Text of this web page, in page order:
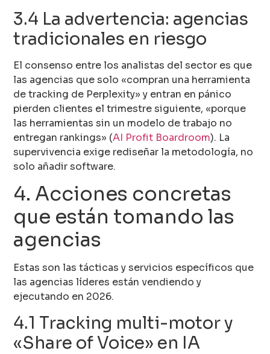
3.4 La advertencia: agencias
tradicionales en riesgo
El consenso entre los analistas del sector es que
las agencias que solo «compran una herramienta
de tracking de Perplexity» y entran en pánico
pierden clientes el trimestre siguiente, «porque
las herramientas sin un modelo de trabajo no
entregan rankings» (AI Profit Boardroom). La
supervivencia exige rediseñar la metodología, no
solo añadir software.
4. Acciones concretas
que están tomando las
agencias
Estas son las tácticas y servicios específicos que
las agencias líderes están vendiendo y
ejecutando en 2026.
4.1 Tracking multi-motor y
«Share of Voice» en IA